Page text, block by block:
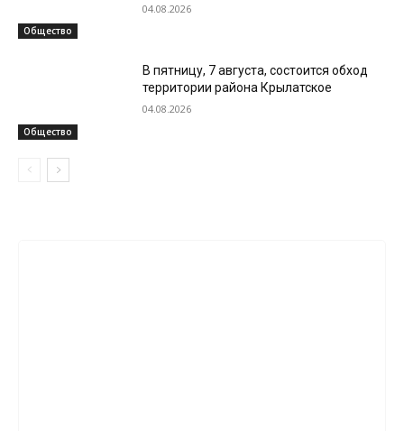
Общество
04.08.2026
Общество
В пятницу, 7 августа, состоится обход
территории района Крылатское
04.08.2026